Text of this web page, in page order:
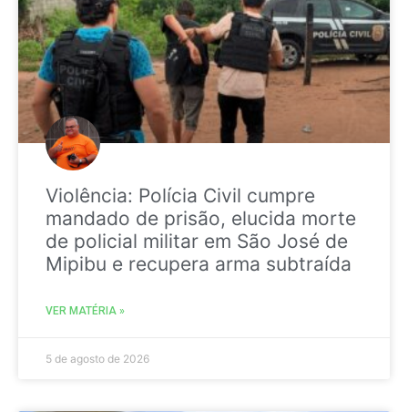
Violência: Polícia Civil cumpre
mandado de prisão, elucida morte
de policial militar em São José de
Mipibu e recupera arma subtraída
VER MATÉRIA »
5 de agosto de 2026